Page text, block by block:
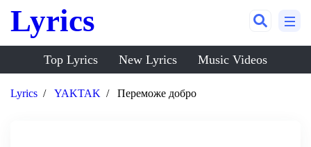
Lyrics
Top Lyrics New Lyrics Music Videos
Lyrics YAKTAK Переможе добро